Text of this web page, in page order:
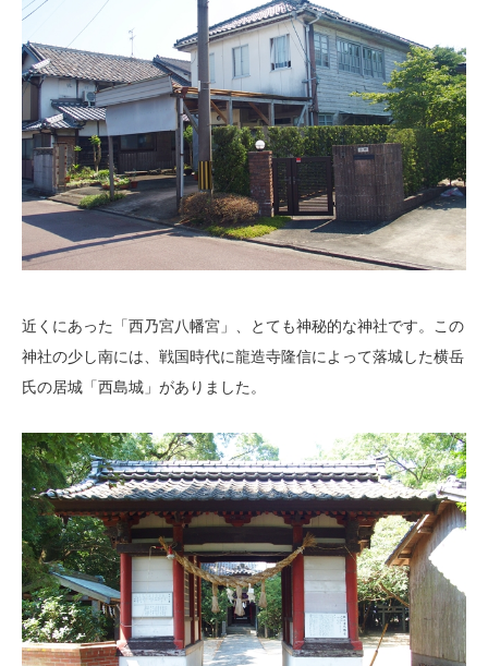
近くにあった「西乃宮八幡宮」、とても神秘的な神社です。この
神社の少し南には、戦国時代に龍造寺隆信によって落城した横岳
氏の居城「西島城」がありました。